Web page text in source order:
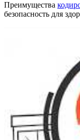
Преимущества
безопасность для